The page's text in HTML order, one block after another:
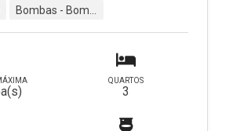
QUARTOS
3